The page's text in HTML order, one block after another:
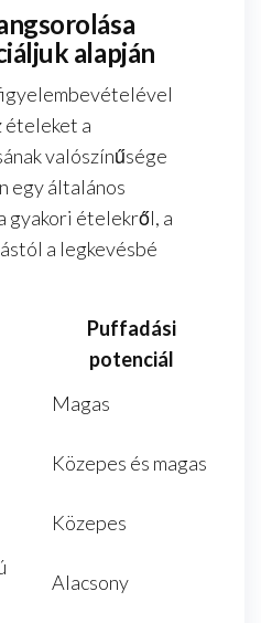
alapján
ételeket a
valószínűsége
egy általános
gyakori ételekről, a
a legkevésbé
Puffadási
potenciál
Magas
Közepes és magas
Közepes
Alacsony